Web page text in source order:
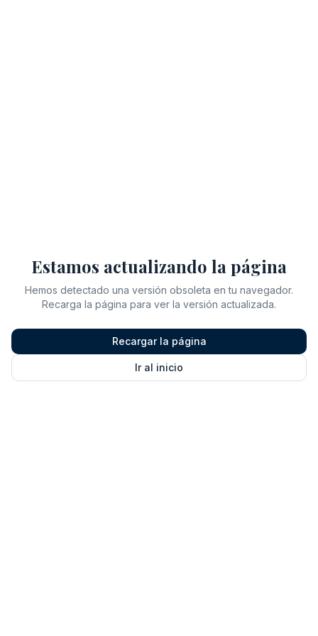
Estamos actualizando la página
Hemos detectado una versión obsoleta en tu navegador.
Recarga la página para ver la versión actualizada.
Recargar la página
Ir al inicio